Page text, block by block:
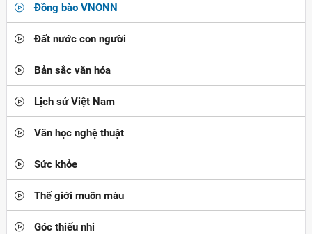
Đồng bào VNONN
Đất nước con người
Bản sắc văn hóa
Lịch sử Việt Nam
Văn học nghệ thuật
Sức khỏe
Thế giới muôn màu
Góc thiếu nhi